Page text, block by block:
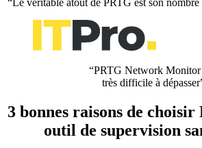
“PRTG Network Monitor
très difficile à
3 bonnes raisons de choisir
outil de supervision